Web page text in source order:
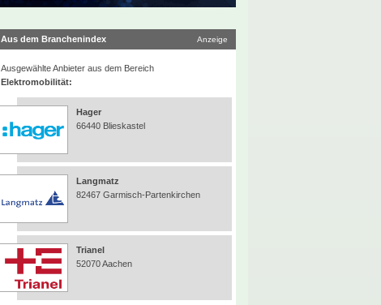
Aus dem Branchenindex Anzeige
Ausgewählte Anbieter aus dem Bereich
Elektromobilität:
Hager
66440 Blieskastel
Langmatz
82467 Garmisch-Partenkirchen
Trianel
52070 Aachen